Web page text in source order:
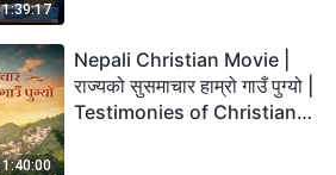
1:39:17
1:40:00
Nepali Christian Movie |
राज्यको सुसमाचार हाम्रो गाउँ पुग्यो |
Testimonies of Christians